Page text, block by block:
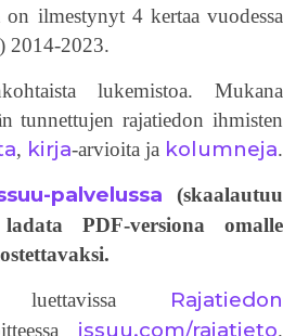
ilmestynyt 4 kertaa vuodessa
) 2014-2023.
lukemistoa. Mukana
tunnettujen rajatiedon ihmisten
, kirja-arvioita ja kolumneja.
palvelussa (skaalautuu
PDF-versiona omalle
luettavissa Rajatiedon
issuu.com/rajatieto.